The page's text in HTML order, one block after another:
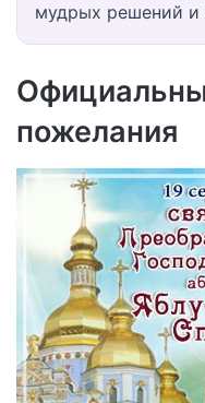
мудрых решений и
пожелания